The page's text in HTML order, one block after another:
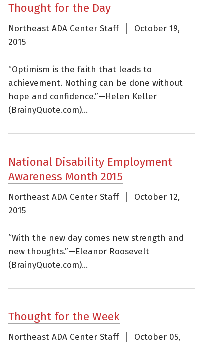
Thought for the Day
Northeast ADA Center Staff
October 19,
2015
“Optimism is the faith that leads to
achievement. Nothing can be done without
hope and confidence.”—Helen Keller
(BrainyQuote.com)...
National Disability Employment
Awareness Month 2015
Northeast ADA Center Staff
October 12,
2015
“With the new day comes new strength and
new thoughts.”—Eleanor Roosevelt
(BrainyQuote.com)...
Thought for the Week
Northeast ADA Center Staff
October 05,